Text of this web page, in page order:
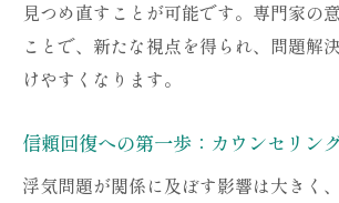
カウンセラーのサポートで浮気問
ステップ
浮気問題に特化した相談の進
個別の問題に応じたカウンセ
見つめ直すことが可能です。専門家の
ことで、新たな視点を得られ、問題解
けやすくなります。
信頼回復への第一歩：カウンセリン
浮気問題が関係に及ぼす影響は大きく